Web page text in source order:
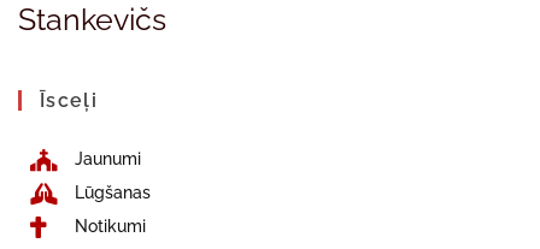
Stankevičs
Īsceļi
Jaunumi
Lūgšanas
Notikumi